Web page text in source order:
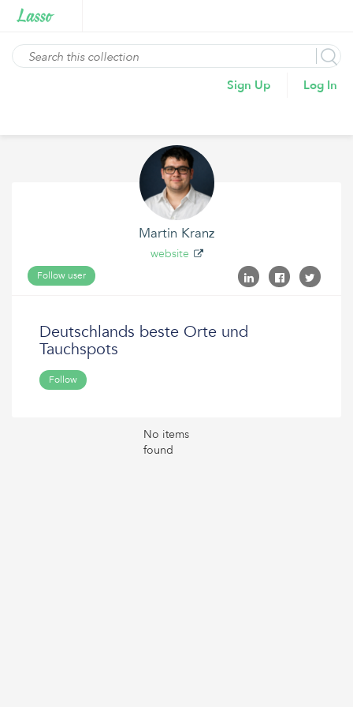
Sign Up Log In
Martin Kranz
website
Follow user
Deutschlands beste Orte und
Tauchspots
Follow
No items
found